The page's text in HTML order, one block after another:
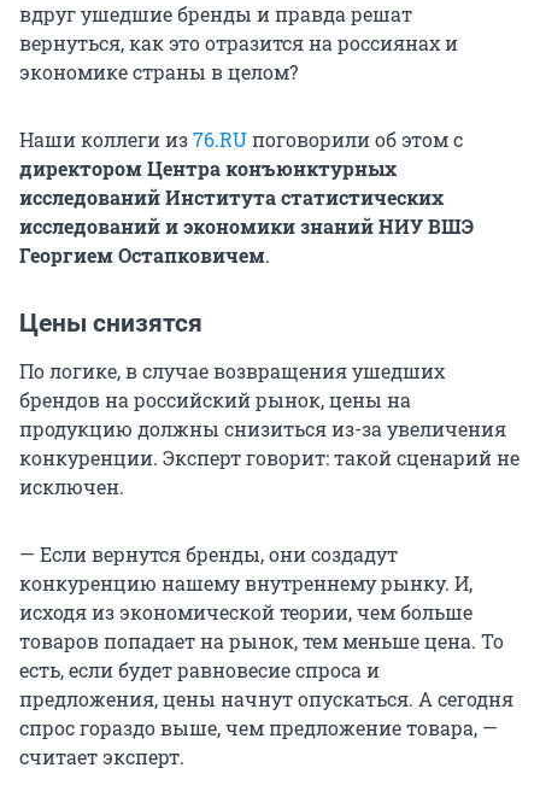
вдруг ушедшие бренды и правда решат
вернуться, как это отразится на россиянах и
экономике страны в целом?
Наши коллеги из76.RUпоговорили об этом с
директором Центра конъюнктурных
исследований Института статистических
исследований и экономики знаний НИУ ВШЭ
Георгием Остапковичем.
Цены снизятся
По логике, в случае возвращения ушедших
брендов на российский рынок, цены на
продукцию должны снизиться из-за увеличения
конкуренции. Эксперт говорит: такой сценарий не
исключен.
— Если вернутся бренды, они создадут
конкуренцию нашему внутреннему рынку. И,
исходя из экономической теории, чем больше
товаров попадает на рынок, тем меньше цена. То
есть, если будет равновесие спроса и
предложения, цены начнут опускаться. А сегодня
спрос гораздо выше, чем предложение товара, —
считает эксперт.